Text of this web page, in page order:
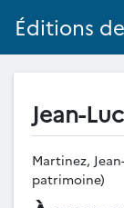
Éditions
Jean-
Martinez,
patrimoine)